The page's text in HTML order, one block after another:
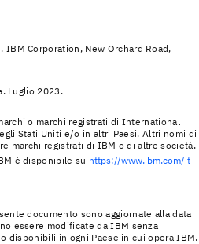
Corporation, New Orchard Road,
Luglio 2023.
o marchi registrati di International
Stati Uniti e/o in altri Paesi. Altri nomi di
marchi registrati di IBM o di altre società.
è disponibile su https://www.ibm.com/it-
documento sono aggiornate alla data
essere modificate da IBM senza
disponibili in ogni Paese in cui opera IBM.